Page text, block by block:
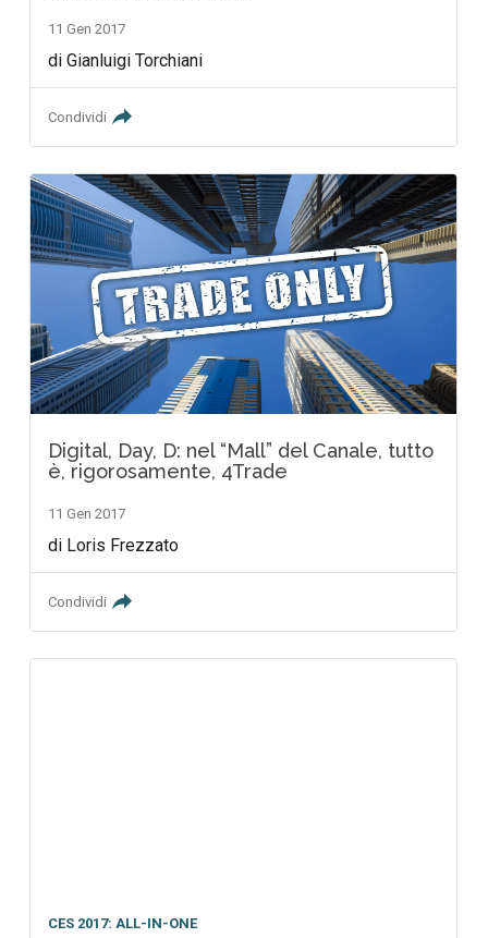
11 Gen 2017
di Gianluigi Torchiani
Condividi
Digital, Day, D: nel “Mall” del Canale, tutto
è, rigorosamente, 4Trade
11 Gen 2017
di Loris Frezzato
Condividi
CES 2017: ALL-IN-ONE